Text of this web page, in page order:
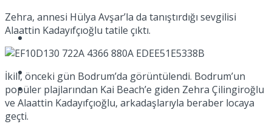
TV
Sinema
Tatil
Zehra, annesi Hülya Avşar’la da tanıştırdığı sevgilisi
Alaattin Kadayıfçıoğlu tatile çıktı.
İkili, önceki gün Bodrum’da görüntülendi. Bodrum’un
popüler plajlarından Kai Beach’e giden Zehra Çilingiroğlu
ve Alaattin Kadayıfçıoğlu, arkadaşlarıyla beraber locaya
geçti.